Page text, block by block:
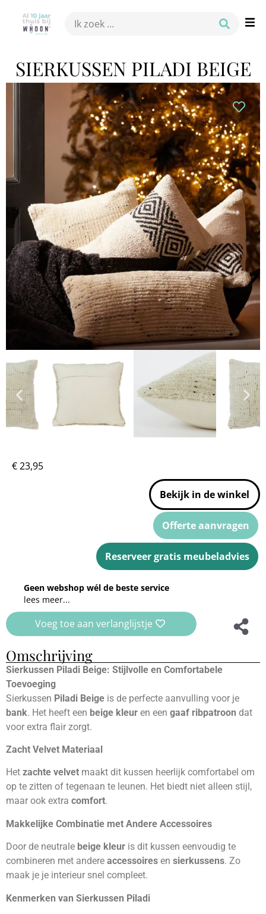
SIERKUSSEN PILADI BEIGE
€23,95
Bekijk in de winkel
Offerte aanvragen
Reserveer gratis meubeladvies
Geen webshop wél de beste service
lees meer...
Voeg toe aan verlanglijstje
Omschrijving
Sierkussen Piladi Beige: Stijlvolle en Comfortabele
Toevoeging
Sierkussen Piladi Beige is de perfecte aanvulling voor je
bank. Het heeft een beige kleur en een gaaf ribpatroon dat
voor extra flair zorgt.
Zacht Velvet Materiaal
Het zachte velvet maakt dit kussen heerlijk comfortabel om
op te zitten of tegenaan te leunen. Het biedt niet alleen stijl,
maar ook extra comfort.
Makkelijke Combinatie met Andere Accessoires
Door de neutrale beige kleur is dit kussen eenvoudig te
combineren met andere accessoires en sierkussens. Zo
maak je je interieur snel compleet.
Kenmerken van Sierkussen Piladi